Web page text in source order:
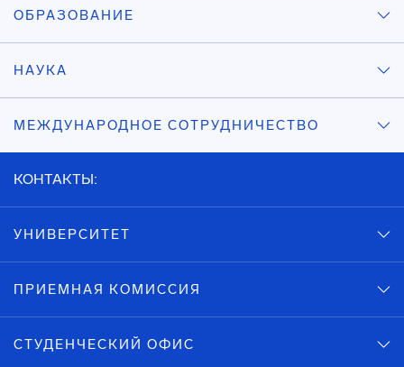
ОБРАЗОВАНИЕ
НАУКА
МЕЖДУНАРОДНОЕ СОТРУДНИЧЕСТВО
КОНТАКТЫ:
УНИВЕРСИТЕТ
ПРИЕМНАЯ КОМИССИЯ
СТУДЕНЧЕСКИЙ ОФИС